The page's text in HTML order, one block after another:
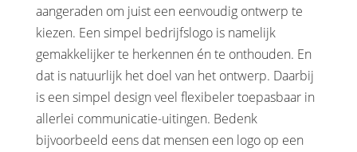
aangeraden om juist een eenvoudig ontwerp te
kiezen. Een simpel bedrijfslogo is namelijk
gemakkelijker te herkennen én te onthouden. En
dat is natuurlijk het doel van het ontwerp. Daarbij
is een simpel design veel flexibeler toepasbaar in
allerlei communicatie-uitingen. Bedenk
bijvoorbeeld eens dat mensen een logo op een